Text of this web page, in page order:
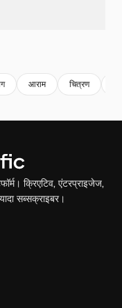
आराम चित्रण
क्रिएटिव, एंटरप्राइजेज,
सब्सक्राइबर।